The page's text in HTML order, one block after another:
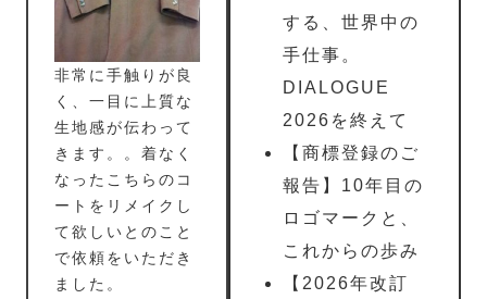
非常に手触りが良
く、一目に上質な
生地感が伝わって
きます。。着なく
なったこちらのコ
ートをリメイクし
て欲しいとのこと
で依頼をいただき
ました。
する、世界中の
手仕事。
DIALOGUE
2026を終えて
【商標登録のご
報告】10年目の
ロゴマークと、
これからの歩み
【2026年改訂